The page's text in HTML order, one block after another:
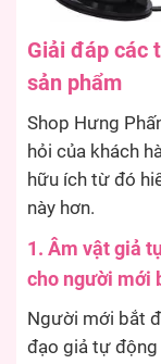
Giải đáp các
sản phẩm
Shop Hưng
hỏi của khách
hữu ích từ đó
này hơn.
1. Âm vật giả
cho người mới
Người mới bắt
đạo giả tự động